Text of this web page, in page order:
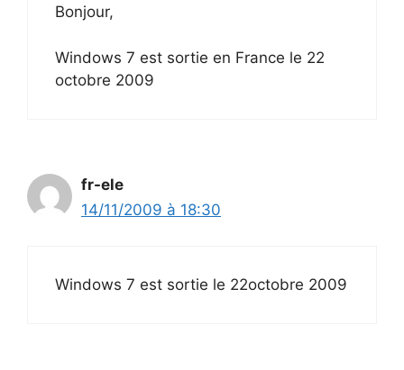
Bonjour,
Windows 7 est sortie en France le 22
octobre 2009
fr-ele
14/11/2009 à 18:30
Windows 7 est sortie le 22octobre 2009